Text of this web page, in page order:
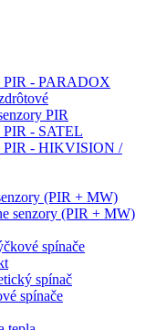
PIR - PARADOX
PIR
PIR - SATEL
PIR - HIKVISION /
(PIR + MW)
senzory (PIR + MW)
spínače
spínač
spínače